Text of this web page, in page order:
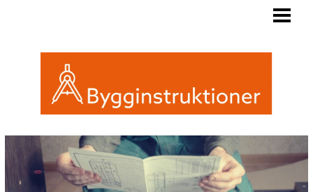
ATTEFALL ELLER FRIGGEBOD
INREDA EN FRIGGEBOD